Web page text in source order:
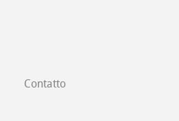
Contatto